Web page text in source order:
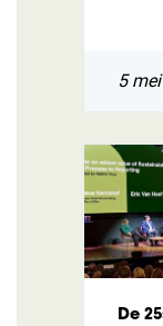
5
De